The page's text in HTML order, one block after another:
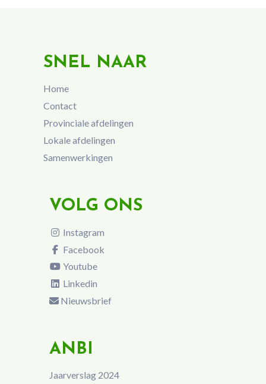
SNEL NAAR
Home
Contact
Provinciale afdelingen
Lokale afdelingen
Samenwerkingen
VOLG ONS
Instagram
Facebook
Youtube
Linkedin
Nieuwsbrief
ANBI
Jaarverslag 2024